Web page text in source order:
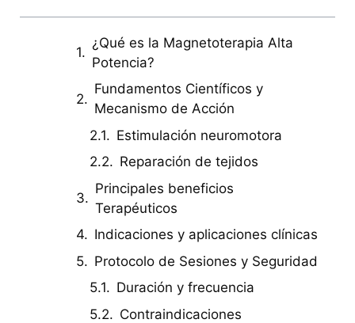
¿Qué es la Magnetoterapia Alta
Potencia?
Fundamentos Científicos y
Mecanismo de Acción
Estimulación neuromotora
Reparación de tejidos
Principales beneficios
Terapéuticos
Indicaciones y aplicaciones clínicas
Protocolo de Sesiones y Seguridad
Duración y frecuencia
Contraindicaciones